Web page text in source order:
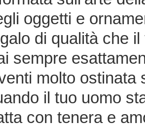
oggetti e
di qualità che
sempre
molto ostinata
il tuo uomo
con tenera e